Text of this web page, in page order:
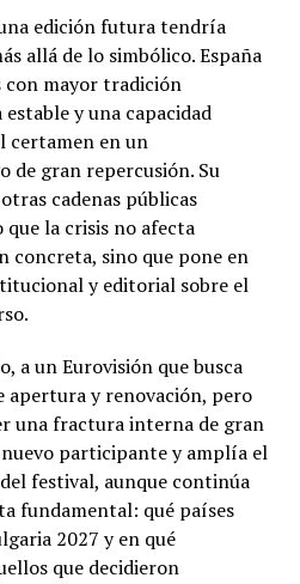
edición futura tendría
allá de lo simbólico. España
con mayor tradición
y una capacidad
certamen en un
de gran repercusión. Su
cadenas públicas
que la crisis no afecta
concreta, sino que pone en
y editorial sobre el
a un Eurovisión que busca
apertura y renovación, pero
una fractura interna de gran
nuevo participante y amplía el
festival, aunque continúa
fundamental: qué países
2027 y en qué
que decidieron